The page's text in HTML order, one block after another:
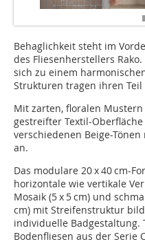
Behaglichkeit steht im
des Fliesenherstellers
sich zu einem
Strukturen tragen ihren
Mit zarten, floralen
gestreifter Textil-
verschiedenen Beige-
an.
Das modulare 20 x 40 cm-
horizontale wie vertikale
Mosaik (5 x 5 cm) und
cm) mit Streifenstruktur
individuelle Badgestaltung.
Bodenfliesen aus der Serie